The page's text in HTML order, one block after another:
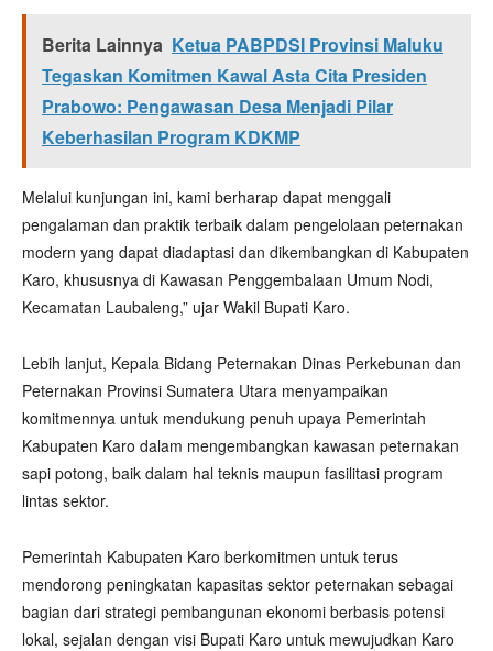
Berita Lainnya Ketua PABPDSI Provinsi Maluku
Tegaskan Komitmen Kawal Asta Cita Presiden
Prabowo: Pengawasan Desa Menjadi Pilar
Keberhasilan Program KDKMP
Melalui kunjungan ini, kami berharap dapat menggali
pengalaman dan praktik terbaik dalam pengelolaan peternakan
modern yang dapat diadaptasi dan dikembangkan di Kabupaten
Karo, khususnya di Kawasan Penggembalaan Umum Nodi,
Kecamatan Laubaleng,” ujar Wakil Bupati Karo.
Lebih lanjut, Kepala Bidang Peternakan Dinas Perkebunan dan
Peternakan Provinsi Sumatera Utara menyampaikan
komitmennya untuk mendukung penuh upaya Pemerintah
Kabupaten Karo dalam mengembangkan kawasan peternakan
sapi potong, baik dalam hal teknis maupun fasilitasi program
lintas sektor.
Pemerintah Kabupaten Karo berkomitmen untuk terus
mendorong peningkatan kapasitas sektor peternakan sebagai
bagian dari strategi pembangunan ekonomi berbasis potensi
lokal, sejalan dengan visi Bupati Karo untuk mewujudkan Karo